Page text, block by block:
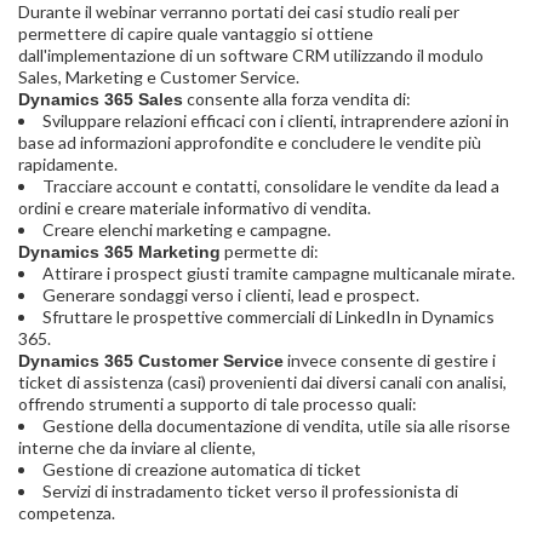
Durante il webinar verranno portati dei casi studio reali per
permettere di capire quale vantaggio si ottiene
dall'implementazione di un software CRM utilizzando il modulo
Sales, Marketing e Customer Service.
Dynamics 365 Sales consente alla forza vendita di:
Sviluppare relazioni efficaci con i clienti, intraprendere azioni in
base ad informazioni approfondite e concludere le vendite più
rapidamente.
Tracciare account e contatti, consolidare le vendite da lead a
ordini e creare materiale informativo di vendita.
Creare elenchi marketing e campagne.
Dynamics 365 Marketing permette di:
Attirare i prospect giusti tramite campagne multicanale mirate.
Generare sondaggi verso i clienti, lead e prospect.
Sfruttare le prospettive commerciali di LinkedIn in Dynamics
365.
Dynamics 365 Customer Serviceinvece consente di gestire i
ticket di assistenza (casi) provenienti dai diversi canali con analisi,
offrendo strumenti a supporto di tale processo quali:
Gestione della documentazione di vendita, utile sia alle risorse
interne che da inviare al cliente,
Gestione di creazione automatica di ticket
Servizi di instradamento ticket verso il professionista di
competenza.